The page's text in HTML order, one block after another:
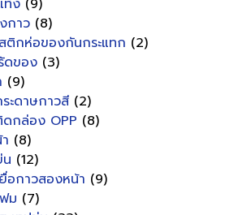
ท่ง (9)
กาว (8)
ติกห่อของกันกระแทก (2)
ดของ (3)
(9)
ระดาษกาวสี (2)
ดกล่อง OPP (8)
(8)
น (12)
ยื่อกาวสองหน้า (9)
ม (7)